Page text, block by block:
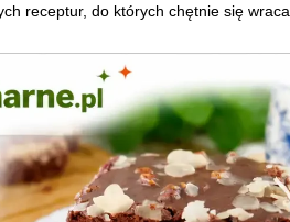
receptur, do których chętnie się wraca.